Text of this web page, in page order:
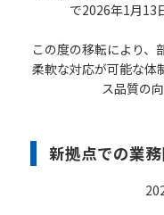
で2026年1月13
この度の移転により、
柔軟な対応が可能な体
ス品質の
新拠点での業